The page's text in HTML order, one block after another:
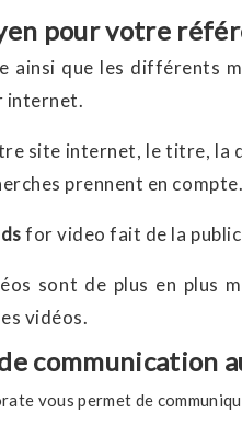
pour votre
ainsi que les différents
internet.
site internet, le titre, la
prennent en compte.
for video fait de la
sont de plus en plus
vidéos.
communication
vous permet de